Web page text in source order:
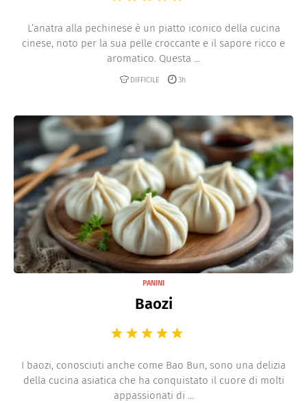
L’anatra alla pechinese è un piatto iconico della cucina
cinese, noto per la sua pelle croccante e il sapore ricco e
aromatico. Questa ...
DIFFICILE 3h
PANINI
Baozi
I baozi, conosciuti anche come Bao Bun, sono una delizia
della cucina asiatica che ha conquistato il cuore di molti
appassionati di ...